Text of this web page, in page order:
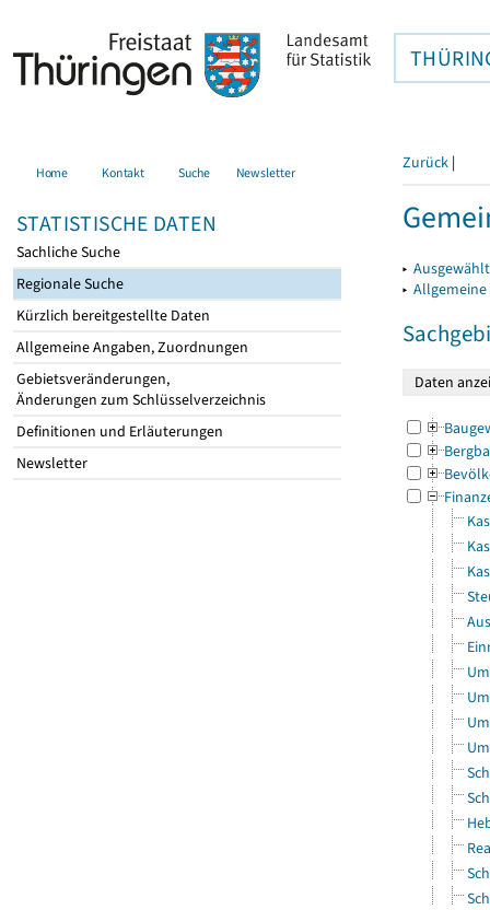
Home Kontakt Suche Newsletter
STATISTISCHE DATEN
Sachliche Suche
Regionale Suche
Kürzlich bereitgestellte Daten
Allgemeine Angaben, Zuordnungen
Gebietsveränderungen,
Änderungen zum Schlüsselverzeichnis
Definitionen und Erläuterungen
Newsletter
Zurück |
▸
▸